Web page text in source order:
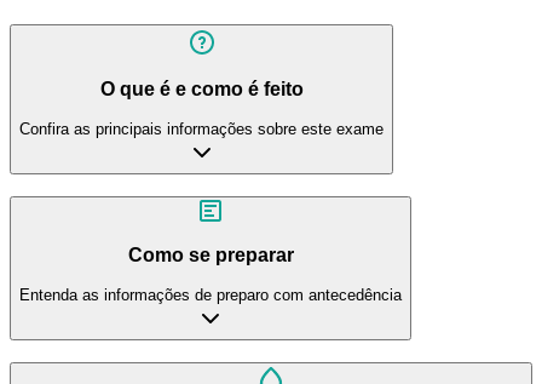
O que é e como é feito
Confira as principais informações sobre este exame
Como se preparar
Entenda as informações de preparo com antecedência